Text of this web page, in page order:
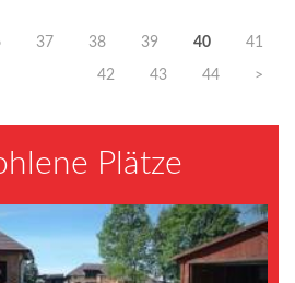
37 38 39 40 41
42 43 44 >
Plätze